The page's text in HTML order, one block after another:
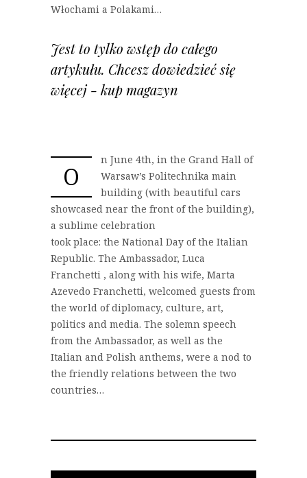
Włochami a Polakami…
Jest to tylko wstęp do całego
artykułu. Chcesz dowiedzieć się
więcej - kup magazyn
O
n June 4th, in the Grand Hall of
Warsaw’s Politechnika main
building (with beautiful cars
showcased near the front of the building),
a sublime celebration
took place: the National Day of the Italian
Republic. The Ambassador, Luca
Franchetti , along with his wife, Marta
Azevedo Franchetti, welcomed guests from
the world of diplomacy, culture, art,
politics and media. The solemn speech
from the Ambassador, as well as the
Italian and Polish anthems, were a nod to
the friendly relations between the two
countries…